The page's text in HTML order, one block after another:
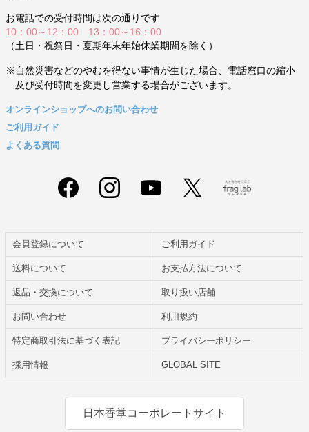
お電話での受付時間は次の通りです
10：00～12：00 13：00～16：00
（土日・祝祭日・夏期年末年始休業期間を除く）
※自然災害などのやむを得ない事情が生じた場合、電話窓口の縮小
及び受付時間を変更し営業する場合がございます。
オンラインショップへのお問い合わせ
ご利用ガイド
よくある質問
会員登録について ご利用ガイド
送料について お支払方法について
返品・交換について 取り扱い店舗
お問い合わせ 利用規約
特定商取引法に基づく表記 プライバシーポリシー
採用情報 GLOBAL SITE
日本香堂コーポレートサイト